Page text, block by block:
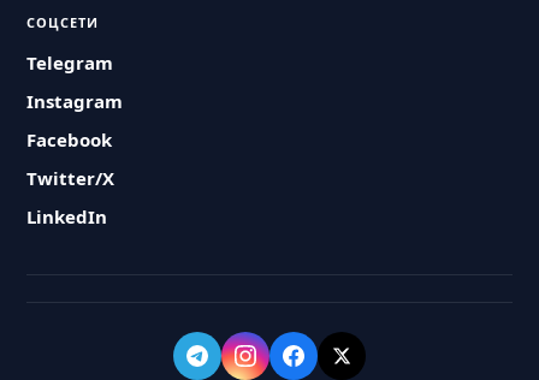
СОЦСЕТИ
Telegram
Instagram
Facebook
Twitter/X
LinkedIn